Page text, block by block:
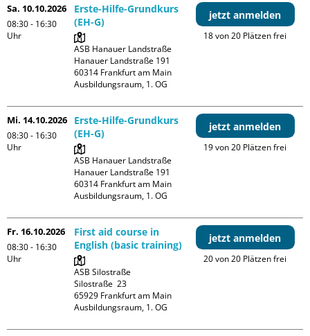
Sa. 10.10.2026
08:30 - 16:30
Uhr
Erste-Hilfe-Grundkurs
(EH-G)
ASB Hanauer Landstraße
Hanauer Landstraße 191
60314 Frankfurt am Main
Ausbildungsraum, 1. OG
jetzt anmelden
18 von 20 Plätzen frei
Mi. 14.10.2026
08:30 - 16:30
Uhr
Erste-Hilfe-Grundkurs
(EH-G)
ASB Hanauer Landstraße
Hanauer Landstraße 191
60314 Frankfurt am Main
Ausbildungsraum, 1. OG
jetzt anmelden
19 von 20 Plätzen frei
Fr. 16.10.2026
08:30 - 16:30
Uhr
First aid course in
English (basic training)
ASB Silostraße
Silostraße  23
65929 Frankfurt am Main
Ausbildungsraum, 1. OG
jetzt anmelden
20 von 20 Plätzen frei